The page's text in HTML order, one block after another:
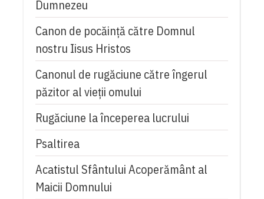
Dumnezeu
Canon de pocăință către Domnul
nostru Iisus Hristos
Canonul de rugăciune către îngerul
păzitor al vieții omului
Rugăciune la începerea lucrului
Psaltirea
Acatistul Sfântului Acoperământ al
Maicii Domnului